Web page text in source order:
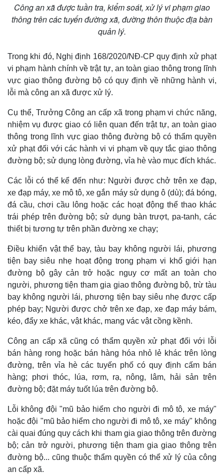
Thế giới
Quan sát
Cuộc sống đó đây
Hồ sơ
Multimedia
Video
Ảnh
Kinh tế
Bất động sản
Thị trường
Giá vàng
Tỷ giá
Chứng khoán
Giá cà phê
Công an xã được tuần tra, kiểm soát, xử lý vi phạm giao
thông trên các tuyến đường xã, đường thôn thuộc địa bàn
quản lý.
Trong khi đó, Nghị định 168/2020/NĐ-CP quy định xử phạt
vi phạm hành chính về trật tự, an toàn giao thông trong lĩnh
vực giao thông đường bộ có quy định về những hành vi,
lỗi mà công an xã được xử lý.
Cụ thể, Trưởng Công an cấp xã trong phạm vi chức năng,
nhiệm vụ được giao có liên quan đến trật tự, an toàn giao
thông trong lĩnh vực giao thông đường bộ có thẩm quyền
xử phạt đối với các hành vi vi phạm về quy tắc giao thông
đường bộ; sử dụng lòng đường, vỉa hè vào mục đích khác.
Các lỗi có thể kể đến như: Người được chở trên xe đạp,
xe đạp máy, xe mô tô, xe gắn máy sử dụng ô (dù); đá bóng,
đá cầu, chơi cầu lông hoặc các hoạt động thể thao khác
trái phép trên đường bộ; sử dụng bàn trượt, pa-tanh, các
thiết bị tương tự trên phần đường xe chạy;
Điều khiển vật thể bay, tàu bay không người lái, phương
tiện bay siêu nhẹ hoạt động trong phạm vi khổ giới hạn
đường bộ gây cản trở hoặc nguy cơ mất an toàn cho
người, phương tiện tham gia giao thông đường bộ, trừ tàu
bay không người lái, phương tiện bay siêu nhẹ được cấp
phép bay; Người được chở trên xe đạp, xe đạp máy bám,
kéo, đẩy xe khác, vật khác, mang vác vật cồng kềnh.
Công an cấp xã cũng có thẩm quyền xử phạt đối với lỗi
bán hàng rong hoặc bán hàng hóa nhỏ lẻ khác trên lòng
đường, trên vỉa hè các tuyến phố có quy định cấm bán
hàng; phơi thóc, lúa, rơm, rạ, nông, lâm, hải sản trên
đường bộ; đặt máy tuốt lúa trên đường bộ.
Lỗi không đội "mũ bảo hiểm cho người đi mô tô, xe máy"
hoặc đội "mũ bảo hiểm cho người đi mô tô, xe máy" không
cài quai đúng quy cách khi tham gia giao thông trên đường
bộ; cản trở người, phương tiện tham gia giao thông trên
đường bộ... cũng thuộc thẩm quyền có thể xử lý của công
an cấp xã.